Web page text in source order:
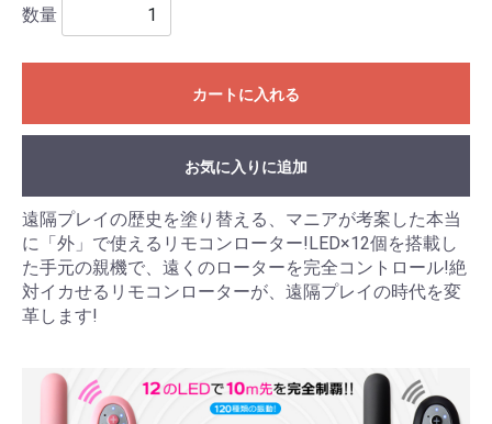
数量
カートに入れる
お気に入りに追加
遠隔プレイの歴史を塗り替える、マニアが考案した本当
に「外」で使えるリモコンローター!LED×12個を搭載し
た手元の親機で、遠くのローターを完全コントロール!絶
対イカせるリモコンローターが、遠隔プレイの時代を変
革します!